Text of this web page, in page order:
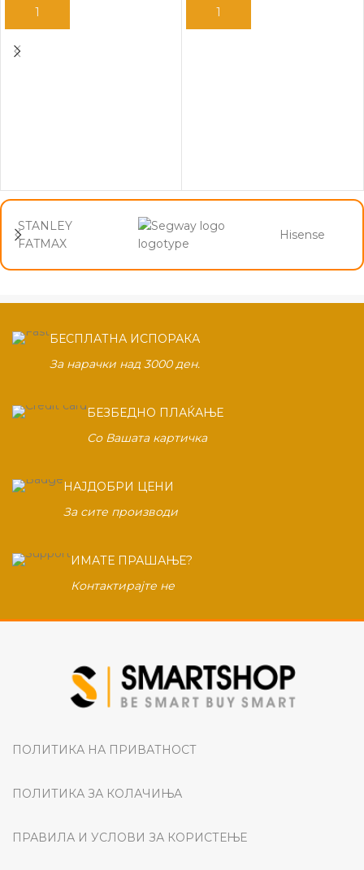
ДОДАЈ ВО КОШНИЦА ДОДАЈ ВО КОШНИЦА
STANLEY
FATMAX
Hisense
БЕСПЛАТНА ИСПОРАКА
За нарачки над 3000 ден.
БЕЗБЕДНО ПЛАЌАЊЕ
Со Вашата картичка
НАЈДОБРИ ЦЕНИ
За сите производи
ИМАТЕ ПРАШАЊЕ?
Контактирајте не
ПОЛИТИКА НА ПРИВАТНОСТ
ПОЛИТИКА ЗА КОЛАЧИЊА
ПРАВИЛА И УСЛОВИ ЗА КОРИСТЕЊЕ